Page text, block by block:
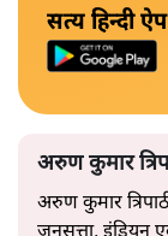
सत्य हिन्दी
अरुण कुमार
अरुण कुमार